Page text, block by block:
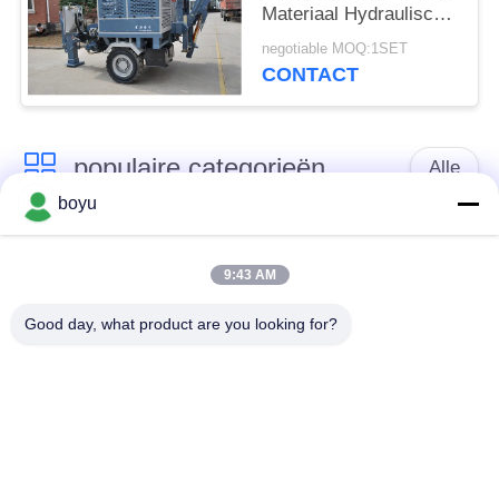
Materiaal Hydraulische
Trekker voor
Transmissielijn
negotiable MOQ:1SET
CONTACT
populaire categorieën Alle
transmissielijn die
Luchtlijn die Materiaal
vastbinden
spanning die
De antikabel van de
boyu
9:43 AM
Good day, what product are you looking for?